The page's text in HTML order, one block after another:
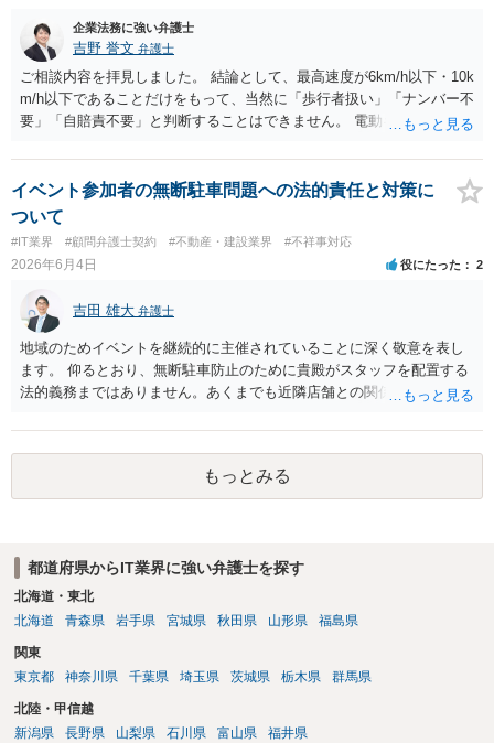
す場合は、競業避止義務が契約上課されているのであれば、同業に納
品することが難しくなるケースもある。他方で契約終了後であっても
「●年間、競業避止義務が存続する」という建付けになっている場合
は、契約終了後であっても注意が必要 ということになるかと存じま
す。 ご不安であれば、契約書類等一式を持参して弁護士の相談される
ことをお勧めします。
企業法務に強い弁護士
吉野 誉文 弁護士
ご相談内容を拝見しました。 結論として、最高速度が6km/h以下・10k
m/h以下であることだけをもって、当然に「歩行者扱い」「ナンバー不
要」「自賠責不要」と判断することはできません。 電動キックボード
付自転車または原動機付自転車に該当する可能性があります。特定小
型原動機付自転車に該当する場合、免許は不要でも、保安基準への適
合、ナンバー取得、自賠責保険加入は必要です。 WALKCARについて
は、メーカー公表情報上、警察庁・国土交通省により、一定の10km/h
以下モデルについて道路交通法上の車両に当たらず、歩行者扱いと整
理された旨が案内されています。 もっとも、これはWALKCARの構
造・形状・操作方法等を踏まえた個別整理と考えるべきで、「最高速
度10km/h以下の電動モビリティ一般がすべて歩行者扱いになる」とい
う一般基準が公表されているわけではありません。 したがって、小型
電動キックボードを開発・販売する場合には、「低速だからナンバー
不要」と判断せず、具体的な仕様を前提に、警察庁・国土交通省・地
イベント参加者の無断駐車問題への法的責任と対策に
ついて
#IT業界 #顧問弁護士契約 #不動産・建設業界 #不祥事対応
2026年6月4日 役にたった 2
吉田 雄大 弁護士
地域のためイベントを継続的に主催されていることに深く敬意を表し
ます。 仰るとおり、無断駐車防止のために貴殿がスタッフを配置する
法的義務まではありません。あくまでも近隣店舗との関係を良好に保
要望も出てくるかと思いますが、要望自体の切実さ、イベントへの影
響に加えて、対応コスト、地域の方々との協力関係維持のためどの程
度有用かを総合的に考えながら進めていくのが良いかと存じます。
もっとみる
都道府県からIT業界に強い弁護士を探す
北海道・東北
北海道
青森県 岩手県 宮城県 秋田県 山形県 福島県
関東
東京都
神奈川県 千葉県 埼玉県 茨城県 栃木県 群馬県
北陸・甲信越
新潟県
長野県 山梨県 石川県 富山県 福井県